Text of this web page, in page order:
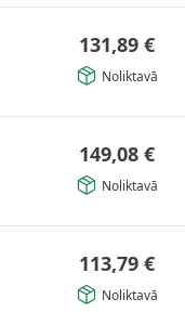
131,89 €
Noliktavā
149,08 €
Noliktavā
113,79 €
Noliktavā